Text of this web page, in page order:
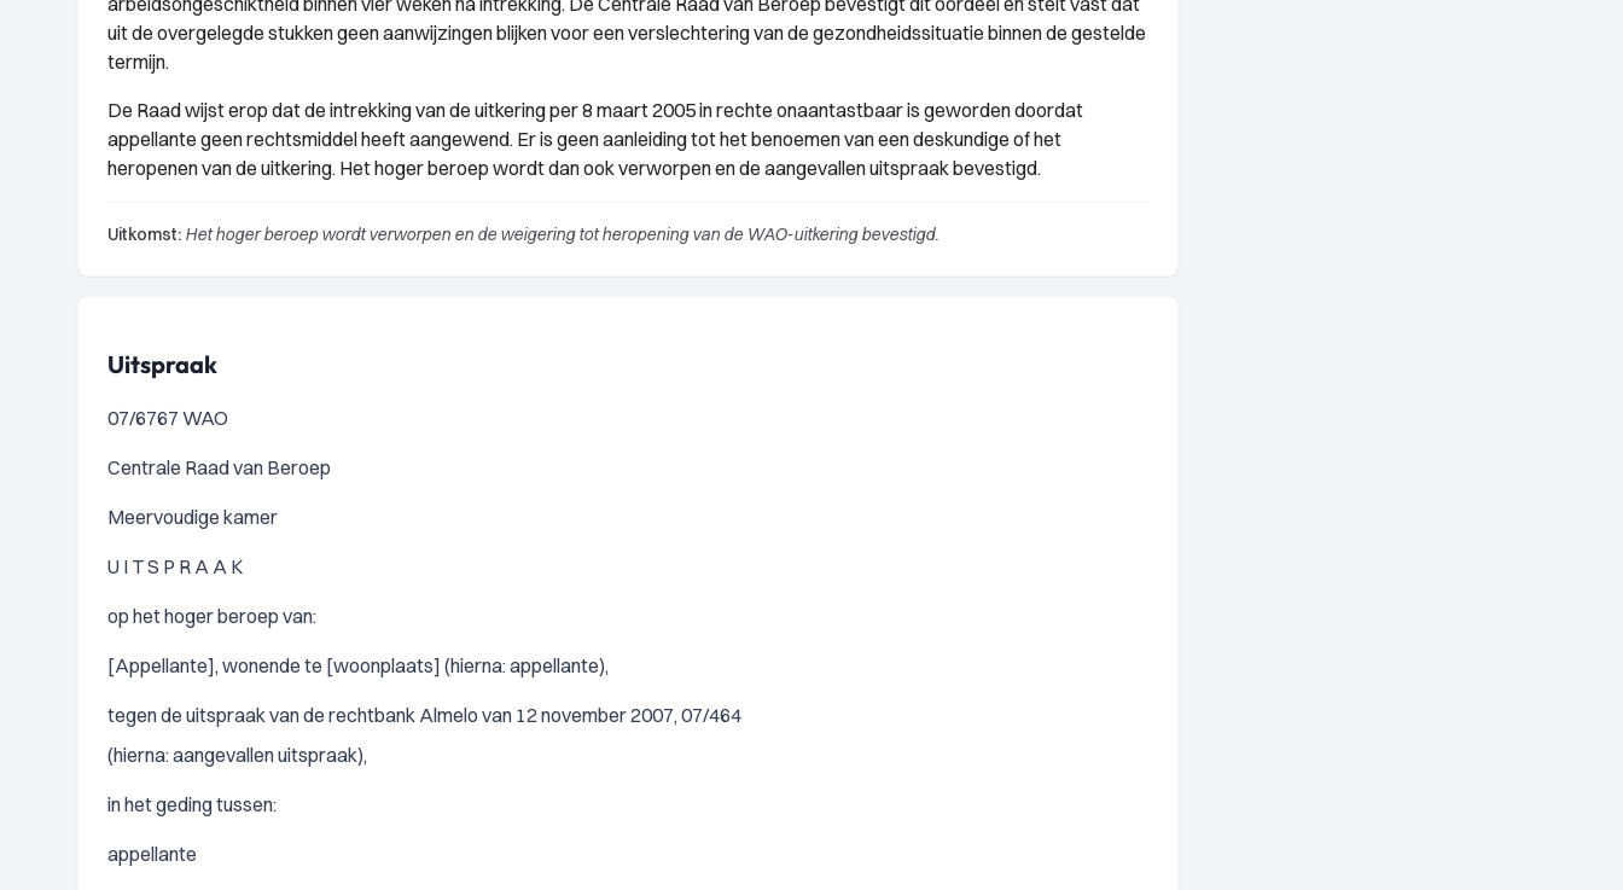
uit de overgelegde stukken geen aanwijzingen blijken voor een verslechtering van de gezondheidssituatie binnen de gestelde
termijn.
De Raad wijst erop dat de intrekking van de uitkering per 8 maart 2005 in rechte onaantastbaar is geworden doordat
appellante geen rechtsmiddel heeft aangewend. Er is geen aanleiding tot het benoemen van een deskundige of het
heropenen van de uitkering. Het hoger beroep wordt dan ook verworpen en de aangevallen uitspraak bevestigd.
Uitkomst: Het hoger beroep wordt verworpen en de weigering tot heropening van de WAO-uitkering bevestigd.
Uitspraak
07/6767 WAO
Centrale Raad van Beroep
Meervoudige kamer
U I T S P R A A K
op het hoger beroep van:
[Appellante], wonende te [woonplaats] (hierna: appellante),
tegen de uitspraak van de rechtbank Almelo van 12 november 2007, 07/464
(hierna: aangevallen uitspraak),
in het geding tussen:
appellante